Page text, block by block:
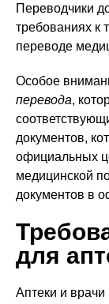
Переводчики
требованиях к
переводе
Особое
перевода,
документов,
официальных
медицинской
документов в
для
Аптеки и